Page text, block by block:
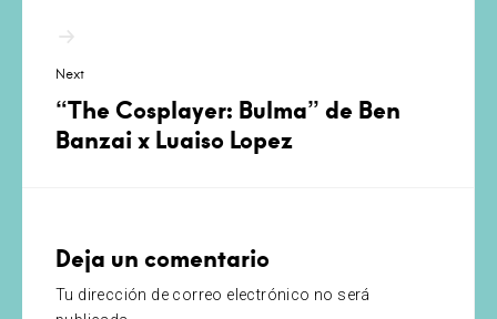
Next
“The Cosplayer: Bulma” de Ben
Banzai x Luaiso Lopez
Deja un comentario
Tu dirección de correo electrónico no será